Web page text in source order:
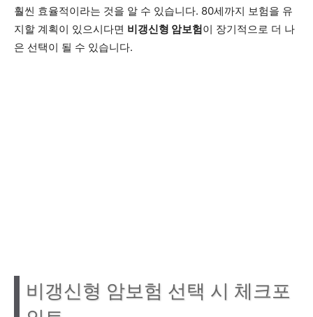
훨씬 효율적이라는 것을 알 수 있습니다. 80세까지 보험을 유
지할 계획이 있으시다면 비갱신형 암보험이 장기적으로 더 나
은 선택이 될 수 있습니다.
비갱신형 암보험 선택 시 체크포